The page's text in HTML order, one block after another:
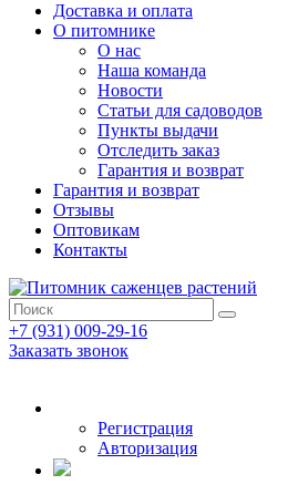
Доставка и оплата
О питомнике
О нас
Наша команда
Новости
Статьи для садоводов
Пункты выдачи
Отследить заказ
Гарантия и возврат
Гарантия и возврат
Отзывы
Оптовикам
Контакты
+7 (931) 009-29-16
Заказать звонок
Регистрация
Авторизация